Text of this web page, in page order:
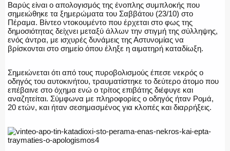
ΕΝΟΠΛΕΣ ΔΥΝΑΜΕΙΣ
Βαρύς είναι ο απολογισμός της ένοπλης συμπλοκής που
σημειώθηκε τα ξημερώματα του Σαββάτου (23/10) στο
Πέραμα. Βίντεο ντοκουμέντο που έρχεται στο φως της
δημοσιότητας δείχνει μεταξύ άλλων την στιγμή της σύλληψης,
ενός άντρα, με ισχυρές δυνάμεις της Αστυνομίας να
βρίσκονται στο σημείο όπου έληξε η αιματηρή καταδίωξη.
Σημειώνεται ότι από τους πυροβολισμούς έπεσε νεκρός ο
οδηγός του αυτοκινήτου, τραυματίστηκε το δεύτερο άτομο που
επέβαινε στο όχημα ενώ ο τρίτος επιβάτης διέφυγε και
αναζητείται. Σύμφωνα με πληροφορίες ο οδηγός ήταν Ρομά,
20 ετών, και ήταν σεσημασμένος για κλοπές και διαρρήξεις.